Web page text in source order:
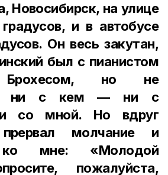
Новосибирск, на улице
и в автобусе
Он весь закутан,
был с пианистом
Брохесом, но не
ни с кем — ни с
со мной. Но вдруг
прервал молчание и
ко мне: «Молодой
пожалуйста,